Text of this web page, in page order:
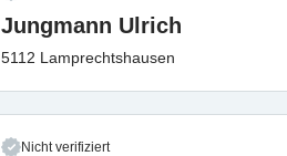
Jungmann Ulrich
5112 Lamprechtshausen
Nicht verifiziert